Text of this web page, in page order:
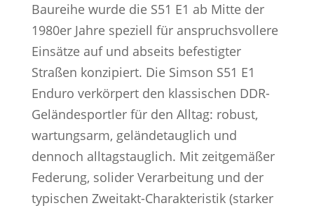
Baureihe wurde die S51 E1 ab Mitte der
1980er Jahre speziell für anspruchsvollere
Einsätze auf und abseits befestigter
Straßen konzipiert. Die Simson S51 E1
Enduro verkörpert den klassischen DDR-
Geländesportler für den Alltag: robust,
wartungsarm, geländetauglich und
dennoch alltagstauglich. Mit zeitgemäßer
Federung, solider Verarbeitung und der
typischen Zweitakt-Charakteristik (starker